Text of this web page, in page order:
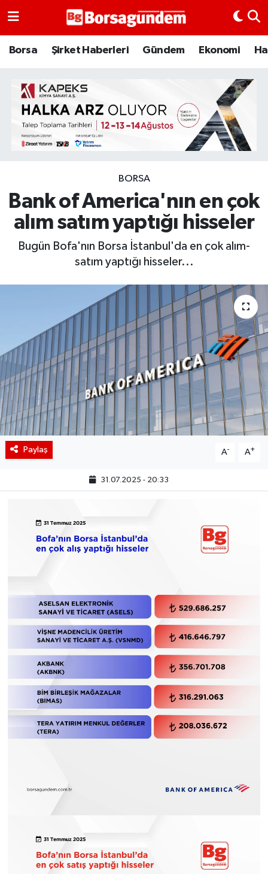
Borsa Şirket Haberleri Gündem Ekonomi
BORSA
Bank of America'nın en çok
alım satım yaptığı hisseler
Bugün Bofa'nın Borsa İstanbul'da en çok alım-
satım yaptığı hisseler...
Paylaş A- A+
31.07.2025 - 20:33
Borsa
Emtia
Galeri
Bitcoin
Şirket Haberleri
Borsa Gundem
BIST 100 Isı Haritası
Coin Isı Haritası
Ekonomik Takvim
Kiripto Para Piyasası
Gizlilik Sözleşmesi
Hakkımızda